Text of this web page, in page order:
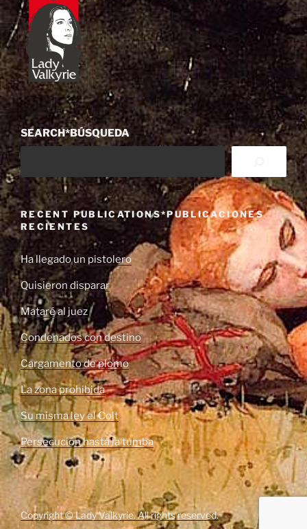
SEARCH*BÚSQUEDA
RECENT PUBLICATIONS*PUBLICACIONES
RECIENTES
Ha llegado un pistolero
Quisieron disparar
Mataré al juez
Condenados con destino
Cargamento de plomo
La zona prohibida
Su misma ley el Colt
Persecución hasta la tumba
Copyright © Lady Valkyrie. All rights reserved.